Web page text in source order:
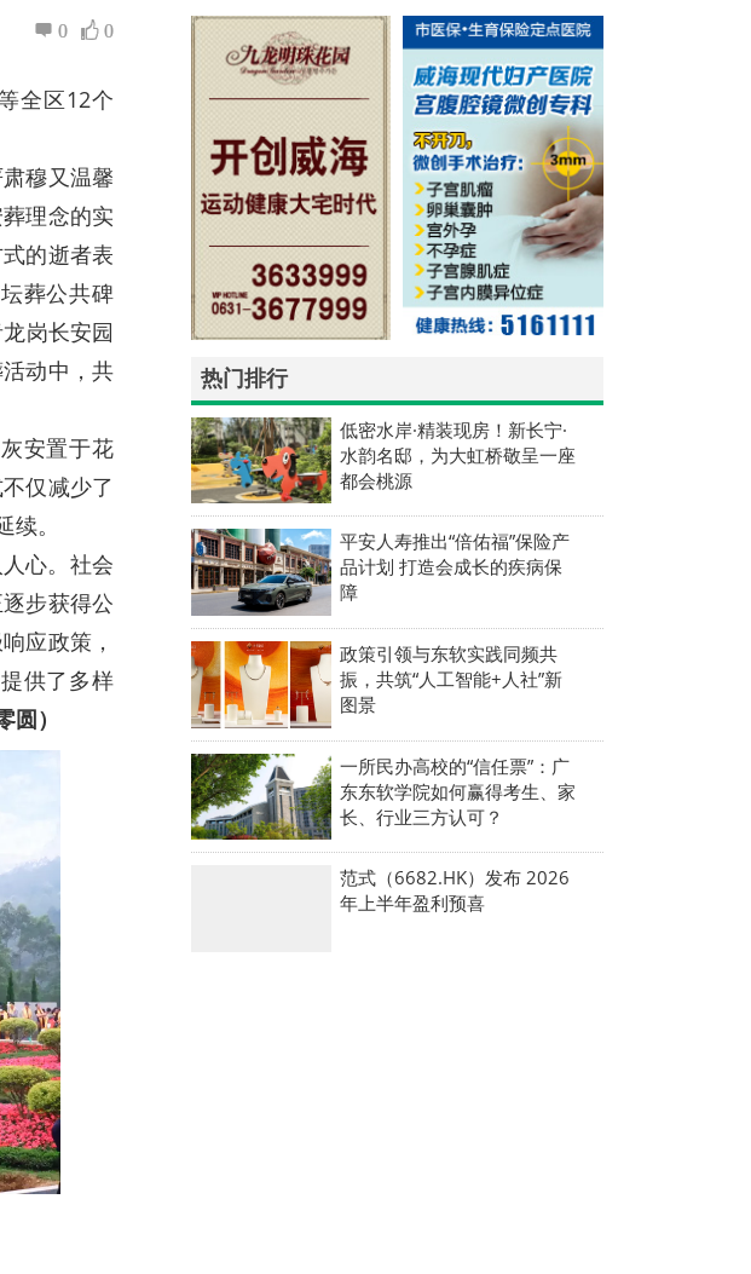
0 0
全区12个
穆又温馨
理念的实
的逝者表
葬公共碑
岗长安园
动中，共
安置于花
仅减少了
。
心。社会
步获得公
应政策，
供了多样
圆）
热门排行
低密水岸·精装现房！新长宁·
水韵名邸，为大虹桥敬呈一座
都会桃源
平安人寿推出“倍佑福”保险产
品计划 打造会成长的疾病保
障
政策引领与东软实践同频共
振，共筑“人工智能+人社”新
图景
一所民办高校的“信任票”：广
东东软学院如何赢得考生、家
长、行业三方认可？
范式（6682.HK）发布 2026
年上半年盈利预喜